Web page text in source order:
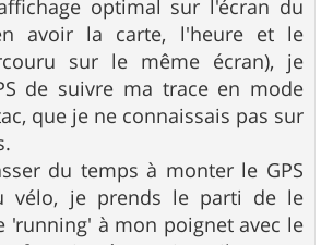
optimal sur l'écran du
avoir la carte, l'heure et le
sur le même écran), je
de suivre ma trace en mode
que je ne connaissais pas sur
du temps à monter le GPS
vélo, je prends le parti de le
'running' à mon poignet avec le